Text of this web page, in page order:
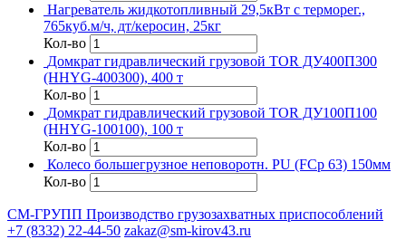
Нагреватель жидкотопливный 29,5кВт с терморег.,
765куб.м/ч, дт/керосин, 25кг
Кол-во
Домкрат гидравлический грузовой TOR ДУ400П300
(HHYG-400300), 400 т
Кол-во
Домкрат гидравлический грузовой TOR ДУ100П100
(HHYG-100100), 100 т
Кол-во
Колесо большегрузное неповоротн. PU (FCp 63) 150мм
Кол-во
СМ-ГРУПП Производство грузозахватных приспособлений
+7 (8332) 22-44-50 zakaz@sm-kirov43.ru